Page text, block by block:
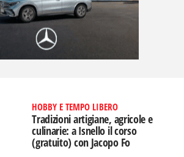
HOBBY E TEMPO LIBERO
Tradizioni artigiane, agricole e
culinarie: a Isnello il corso
(gratuito) con Jacopo Fo